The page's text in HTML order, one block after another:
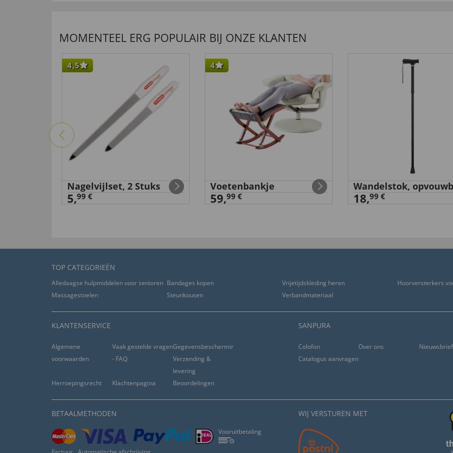
MOMENTEEL ERG POPULAIR BIJ ONZE KLANTEN
4,5
Nagelvijlset, 2 Stuks
5,99 €
4
Voetenbankje
59,99 €
Wandelstok,
18,99 €
TOP CATEGORIEËN
Alledaagse hulpmiddelen voor senioren Bandages kopen Vrijetijdskleding heren Hoorversterkers
Massagestoelen
Steunkousen Verbandmateriaal
KLANTENSERVICE
Algemene
voorwaarden
Vaak gestelde vragen
- FAQ
Gegevensbescherming
Verzending &
levering
Herroepingsrecht
Klachtenpagina Beoordelingen
SANPURA
Colofon Over ons
Nieuwsbrief
Catalogus aanvragen
BETAALMETHODEN
Vooruitbetaling
WIJ VERSTUREN MET